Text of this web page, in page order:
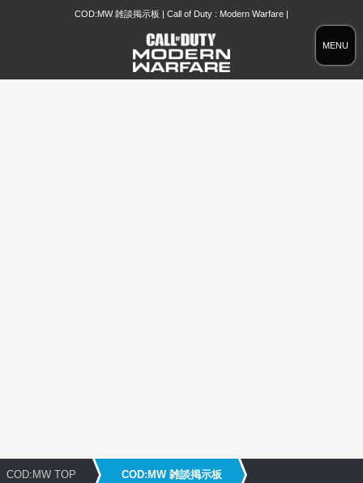
MENU
COD:MW 雑談掲示板 | Call of Duty : Modern Warfare |
COD:MW TOP COD:MW 雑談掲示板